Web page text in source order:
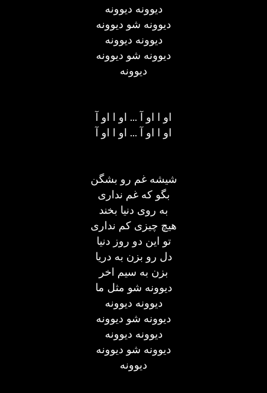
دیوونه دیوونه
دیوونه شو دیوونه
دیوونه دیوونه
دیوونه شو دیوونه
دیوونه
او ا او آ ... او ا او آ
او ا او آ ... او ا او آ
شیشه غم رو بشگن
بگو که غم نداری
به روی دنیا بخند
هیچ چیزی کم نداری
تو این دو روز دنیا
دل رو بزن به دریا
بزن به سیم اخر
دیوونه شو مثل ما
دیوونه دیوونه
دیوونه شو دیوونه
دیوونه دیوونه
دیوونه شو دیوونه
دیوونه